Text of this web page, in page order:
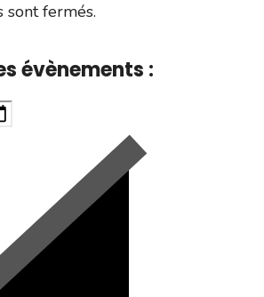
sont fermés.
évènements :